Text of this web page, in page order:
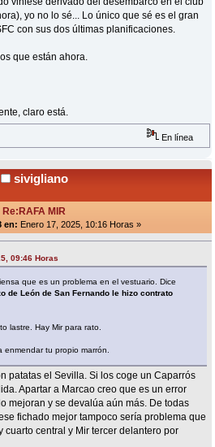
yo no lo sé... Lo único que sé es el gran
con sus dos últimas planificaciones.
que están ahora.
claro está.
En línea
sivigliano
Re:RAFA MIR
en: Enero 17, 2025, 10:16 Horas »
09:46 Horas
que es un problema en el vestuario. Dice
de León de San Fernando le hizo contrato
lastre. Hay Mir para rato.
tu propio marrón.
patatas el Sevilla. Si los coge un Caparrós
Apartar a Marcao creo que es un error
mejoran y se devalúa aún más. De todas
fichado mejor tampoco sería problema que
cuarto central y Mir tercer delantero por